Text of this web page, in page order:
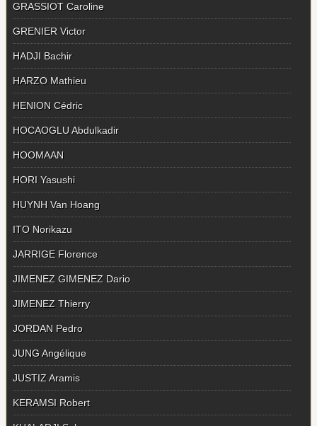
GRASSIOT Caroline
GRENIER Victor
HADJI Bachir
HARZO Mathieu
HENION Cédric
HOCAOGLU Abdulkadir
HOOMAAN
HORI Yasushi
HUYNH Van Hoang
ITO Norikazu
JARRIGE Florence
JIMENEZ GIMENEZ Dario
JIMENEZ Thierry
JORDAN Pedro
JUNG Angélique
JUSTIZ Aramis
KERAMSI Robert